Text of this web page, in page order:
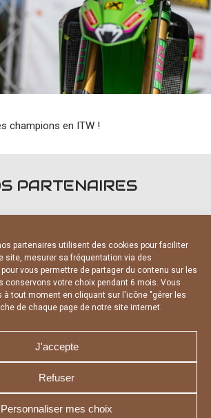
partenaires utilisent des cookies pour faciliter
site, mesurer sa fréquentation via des
vous permettre de partager du contenu sur les
conservons votre choix pendant 6 mois. Vous
à tout moment en cliquant sur l'icône "gérer les
de chaque page de notre site internet.
J'accepte
Refuser
Personnaliser mes choix
champions en ITW !
PARTENAIRES
PARTENAIRES OFFICIELS
MENTIONS LÉGALES
DÉCLARATION DE CONFIDENTIALITÉ